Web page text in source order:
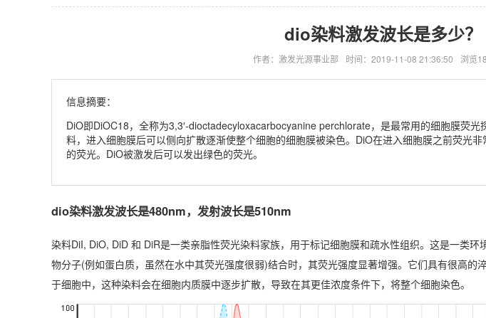
dio染料激发波长是多少？
作者：激发光源事业部 时间：2019-11-08 21:36:50 浏览
信息摘要：
DiO即DiOC18，全称为3,3′-dioctadecyloxacarbocyanine perchlorate，是最常用的细胞膜荧
料，进入细胞膜后可以侧向扩散逐渐使整个细胞的细胞膜被染色。DiO在进入细胞膜之前荧光
的荧光。DiO被激发后可以发出绿色的荧光。
dio染料激发波长是480nm，发射波长是510nm
染料DiI, DiO, DiD 和 DiR是一类亲脂性荧光染料家族，用于标记细胞膜和疏水性组织。这是一类
物分子(例如蛋白质，虽然在水中其荧光强度很弱)结合时，其荧光强度显著增强。它们具有很高的
于细胞中，这种染料会在细胞内质膜中逐步扩散，导致在其更佳浓度条件下，将整个细胞染色。